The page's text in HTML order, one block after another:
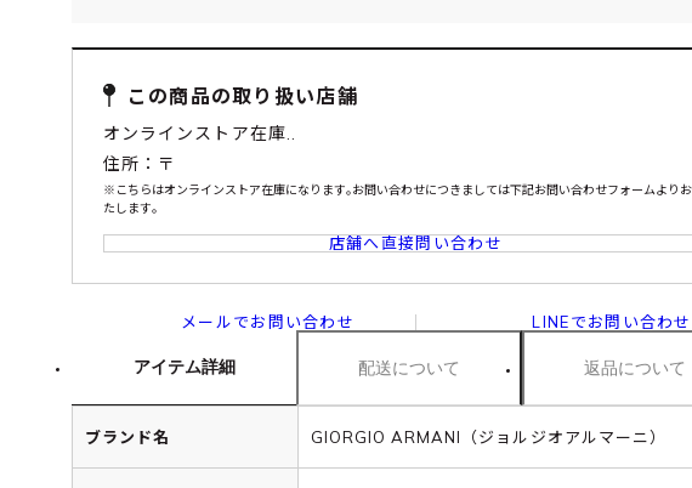
この商品の取り扱い店舗
オンラインストア在庫..
住所：〒
※こちらはオンラインストア在庫になります｡お問い合わせにつきましては下記お問い合わせフォームより
たします｡
店舗へ直接問い合わせ
メールでお問い合わせ LINEでお問い合わせ
アイテム詳細 配送について 返品について
ブランド名 GIORGIO ARMANI（ジョルジオアルマーニ）